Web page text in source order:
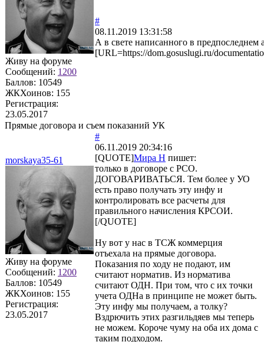
Живу на форуме
Сообщений: 1200
Баллов: 10549
ЖКХоинов: 155
Регистрация:
23.05.2017
#
08.11.2019 13:31:58
А в свете написанного в предпоследнем
[URL=https://dom.gosuslugi.ru/
Прямые договора и съем показаний УК
morskaya35-61
Живу на форуме
Сообщений: 1200
Баллов: 10549
ЖКХоинов: 155
Регистрация:
23.05.2017
#
06.11.2019 20:34:16
[QUOTE]Мира Н пишет:
только в договоре с РСО.
ДОГОВАРИВАТЬСЯ. Тем более у УО
есть право получать эту инфу и
контролировать все расчеты для
правильного начисления КРСОИ.
[/QUOTE]
Ну вот у нас в ТСЖ коммерция
отъехала на прямые договора.
Показания по ходу не подают, им
считают норматив. Из норматива
считают ОДН. При том, что с их точки
учета ОДНа в принципе не может быть.
Эту инфу мы получаем, а толку?
Вздрючить этих разгильдяев мы теперь
не можем. Короче чуму на оба их дома с
таким подходом.